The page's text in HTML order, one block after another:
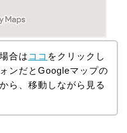
合は ココ をクリックし
ンだとGoogleマップの
ら、移動しながら見る